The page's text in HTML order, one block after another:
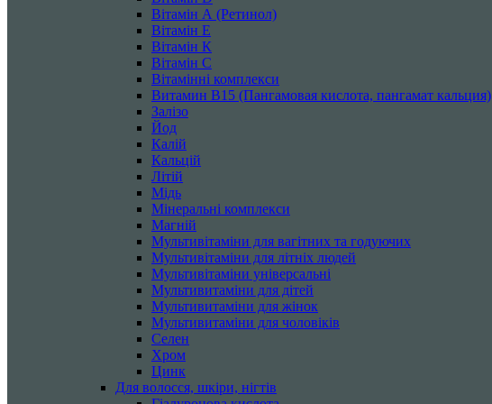
Вітамін А (Ретинол)
Вітамін Е
Вітамін К
Вітамін С
Вітамінні комплекси
Витамин B15 (Пангамовая кислота, пангамат кальция)
Залізо
Йод
Калій
Кальцій
Літій
Мідь
Мінеральні комплекси
Магній
Мультивітаміни для вагітних та годуючих
Мультивітаміни для літніх людей
Мультивітаміни універсальні
Мультивитаміни для дітей
Мультивитаміни для жінок
Мультивитаміни для чоловіків
Селен
Хром
Цинк
Для волосся, шкіри, нігтів